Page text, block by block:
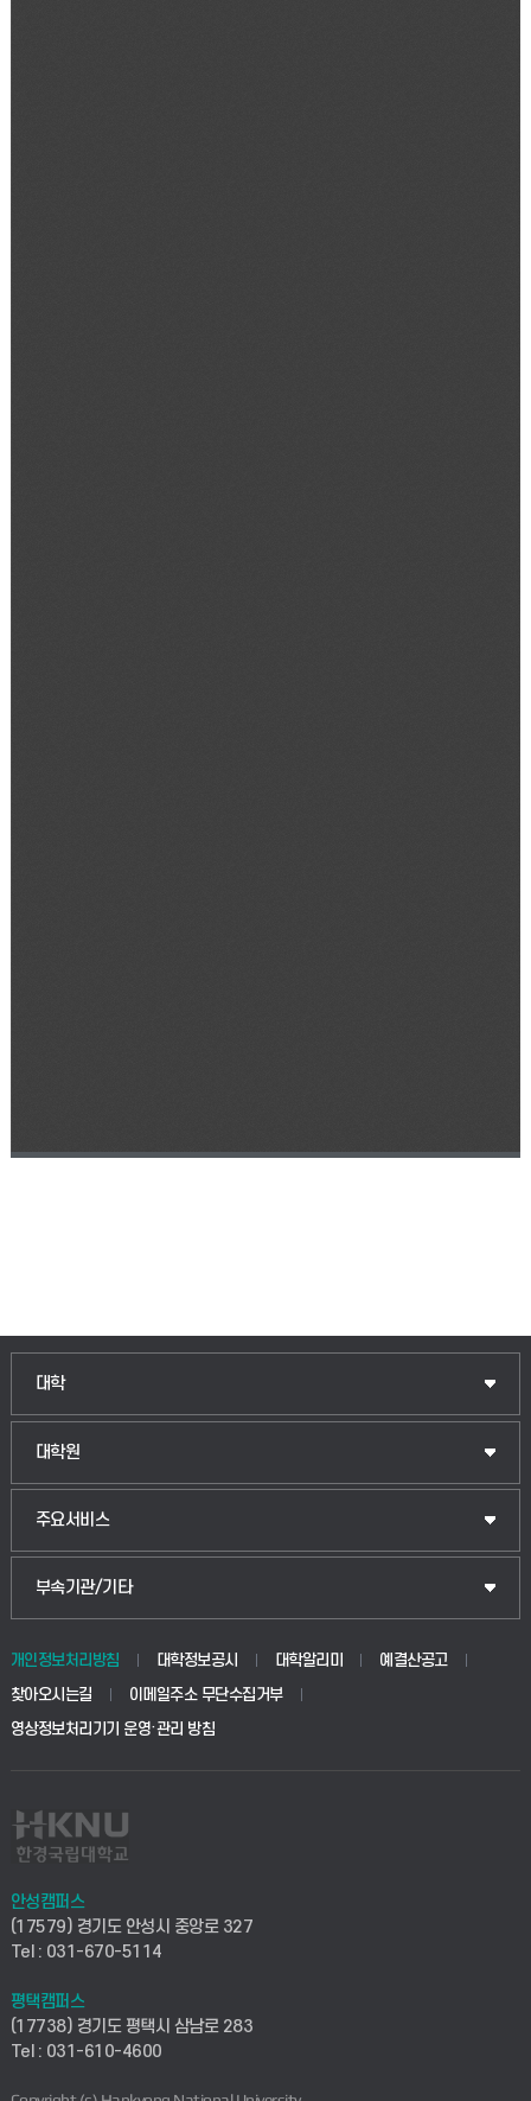
대학
인문융합공공인재학부
법경영학부
생명공학부
사회안전시스템공학부
컴퓨터응용수학부
ICT로봇기계공학부
전자전기공학부
대학원
일반대학원
산업대학원
공공정책대학원
교육대학원
주요서비스
입학안내
웹메일
학사시스템(전문학사 및 전공심화)
사이버캠퍼스(전문학사 및 전공심화)
시설바로처리서비스
연구실안전관리시스템
산학연구관리시스템
부속기관/기타
중앙도서관
학생생활관(안성)
산학협력단
취업지원센터
창업지원센터
현장실습지원센터
개인정보처리방침 대학정보공시 대학알리미
예결산공고
찾아오시는길
이메일주소 무단수집거부
영상정보처리기기 운영·관리 방침
안성캠퍼스
(17579) 경기도 안성시 중앙로 327
Tel : 031-670-5114
평택캠퍼스
(17738) 경기도 평택시 삼남로 283
Tel : 031-610-4600